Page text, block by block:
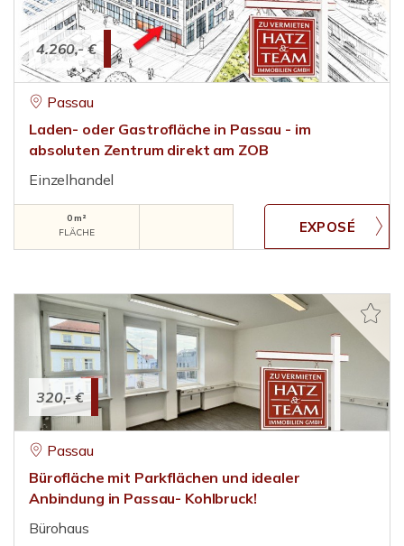
4.260,- €
Passau
Laden- oder Gastrofläche in Passau - im
absoluten Zentrum direkt am ZOB
Einzelhandel
0 m²
FLÄCHE
320,- €
Passau
Bürofläche mit Parkflächen und idealer
Anbindung in Passau- Kohlbruck!
Bürohaus